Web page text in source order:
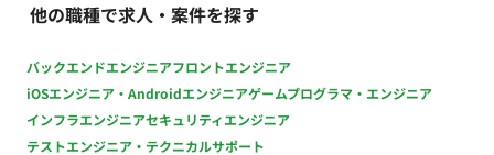
他の職種で求人・案件を探す
バックエンドエンジニアフロントエンジニア
iOSエンジニア・Androidエンジニアゲームプログラマ・エンジニア
インフラエンジニアセキュリティエンジニア
テストエンジニア・テクニカルサポート